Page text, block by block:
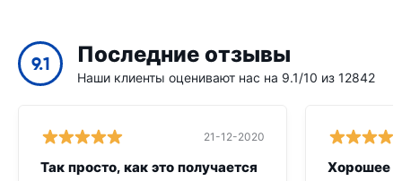
9.1 Последние отзывы
Наши клиенты оценивают нас на 9.1/10 из 12842
21-12-2020
Так просто, как это получается Хорошее